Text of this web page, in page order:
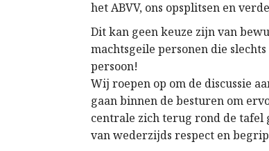
het ABVV, ons opsplitsen en
Dit kan geen keuze zijn van
machtsgeile personen die
persoon!
Wij roepen op om de discussie
gaan binnen de besturen om
centrale zich terug rond de tafel
van wederzijds respect en